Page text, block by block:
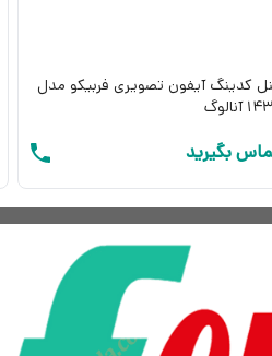
کدینگ آیفون تصویری فربیکو مدل
آنالوگ
بگیرید